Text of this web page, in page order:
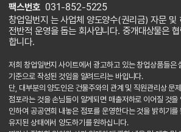
팩스번호 031-852-5225
창업일번지 는 사업체 양도양수(권리금) 자문 및
전반적 운영을 돕는 회사입니다. 중개대상물은
합니다.
저희 창업일번지 사이트에서 광고하고 있는 창업상품들은
기준으로 작성된 것임을 알려드리는 바입니다.
단, 대부분의 양도인은 건물주와의 관계 및 직원관리상 문
점포라는 것을 손님들이 알게되면 매출저하로 이어질 것을
인하여 공공연희 내놓은 점포를 운영한다는 것을 밝히기를
유지된 상태에서 양도하기를 원하십니다.